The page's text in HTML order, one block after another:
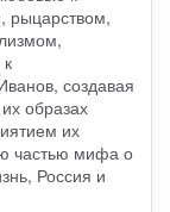
рыцарством,
создавая
образах
их
частью мифа о
Россия и